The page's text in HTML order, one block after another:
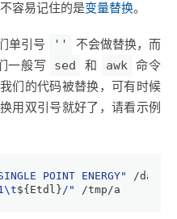
容易记住的是变量替换。
单引号 ''
不会做替换，而
一般写 sed 和 awk
命令
们的代码被替换，可有时候
用双引号就好了，请看示例
POINT ENERGY"
/data/
${Etdl}/" /tmp/a